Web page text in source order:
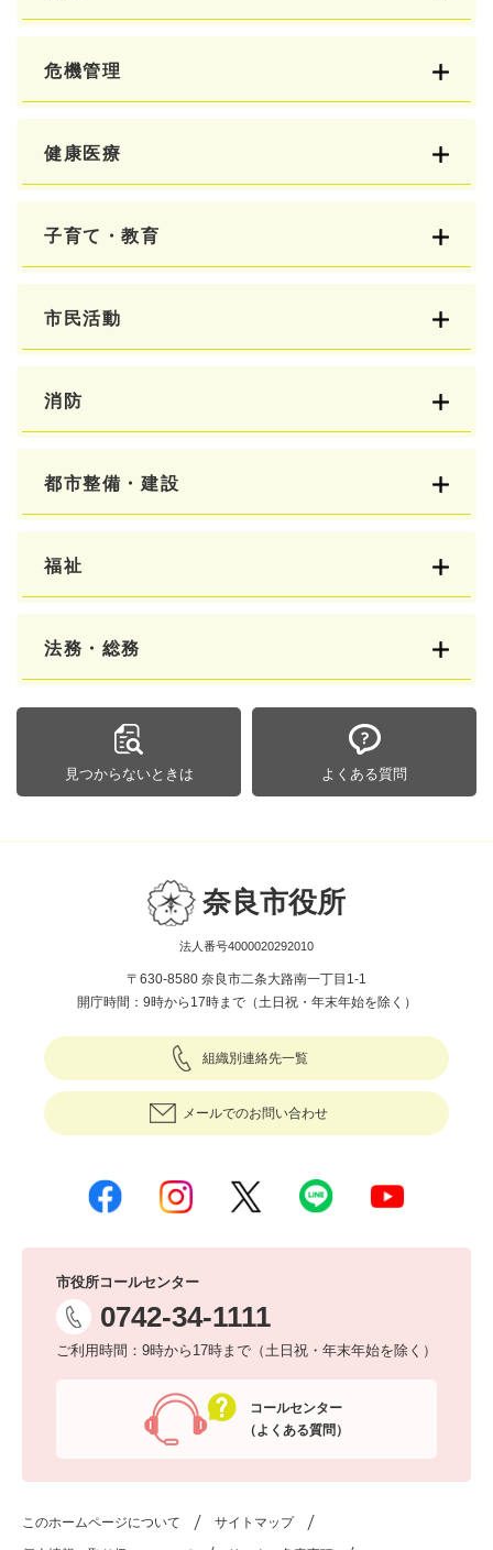
危機管理
健康医療
子育て・教育
市民活動
消防
都市整備・建設
福祉
法務・総務
見つからないときは よくある質問
奈良市役所
法人番号4000020292010
〒630-8580 奈良市二条大路南一丁目1-1
開庁時間：9時から17時まで（土日祝・年末年始を除く）
組織別連絡先一覧
メールでのお問い合わせ
市役所コールセンター
0742-34-1111
ご利用時間：9時から17時まで（土日祝・年末年始を除く）
コールセンター
（よくある質問）
このホームページについて サイトマップ